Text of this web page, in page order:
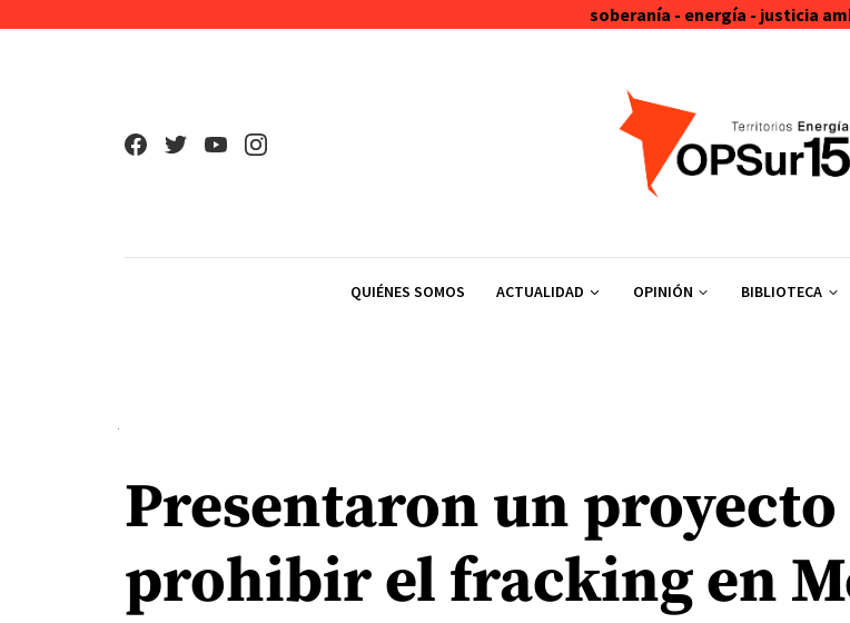
soberanía - energía - justicia
QUIÉNES SOMOS ACTUALIDAD OPINIÓN BIBLIOTECA
Presentaron un
prohibir el fracking en